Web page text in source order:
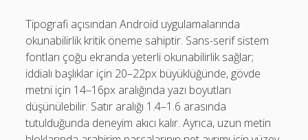
Tipografi açısından Android uygulamalarında
okunabilirlik kritik öneme sahiptir. Sans-serif sistem
fontları çoğu ekranda yeterli okunabilirlik sağlar;
iddialı başlıklar için 20–22px büyüklüğünde, gövde
metni için 14–16px aralığında yazı boyutları
düşünülebilir. Satır aralığı 1.4–1.6 arasında
tutulduğunda deneyim akıcı kalır. Ayrıca, uzun metin